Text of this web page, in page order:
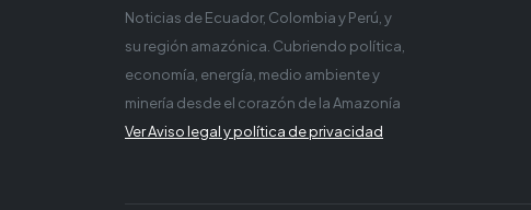
Noticias de Ecuador, Colombia y Perú, y
su región amazónica. Cubriendo política,
economía, energía, medio ambiente y
minería desde el corazón de la Amazonía
Ver Aviso legal y política de privacidad